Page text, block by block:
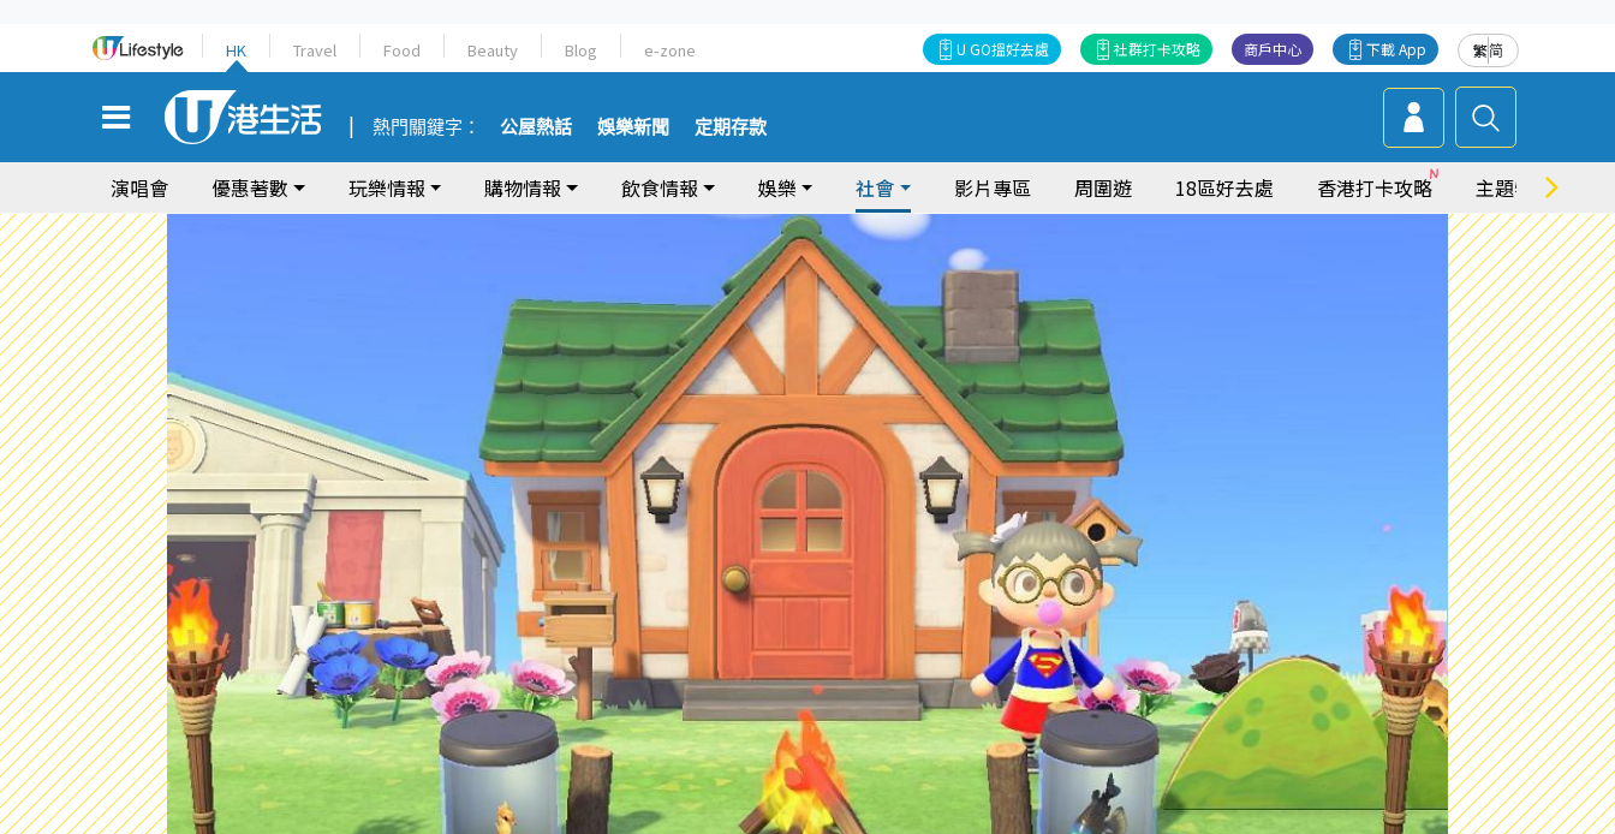
HK Travel Food Beauty Blog e-zone 繁简
下載 App
商戶中心
社群打卡攻略
U GO搵好去處
熱門關鍵字： 公屋熱話 娛樂新聞 定期存款
演唱會 優惠著數 玩樂情報 購物情報 飲食情報 娛樂 社會 影片專區 周圍遊 18區好去處 香港打卡攻略 主題特集